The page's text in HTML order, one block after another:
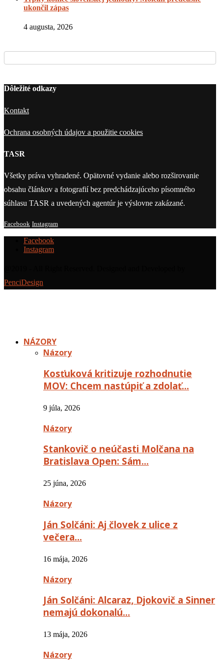
ukončil zápas
4 augusta, 2026
Dôležité odkazy
Kontakt
Ochrana osobných údajov a použitie cookies
TASR
Všetky práva vyhradené. Opätovné vydanie alebo rozširovanie
obsahu článkov a fotografií bez predchádzajúceho písomného
súhlasu TASR a uvedených agentúr je výslovne zakázané.
Facebook Instagram
Facebook
Instagram
PenciDesign
NÁZORY
Názory
Kosťuková kritizuje rozhodnutie
MOV: Chcem nastúpiť a zdolať…
9 júla, 2026
Názory
Stankovič o neúčasti Molčana na
Bratislava Open: Sám…
25 júna, 2026
Názory
Ján Solčáni: Aj človek z ulice z
večera…
16 mája, 2026
Názory
Ján Solčáni: Alcaraz, Djokovič a Sinner
nemajú dokonalú…
13 mája, 2026
Názory